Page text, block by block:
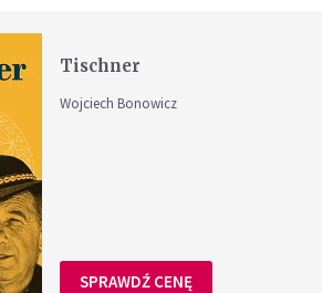
Tischner
Wojciech Bonowicz
SPRAWDŹ CENĘ